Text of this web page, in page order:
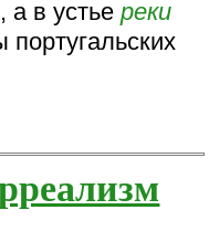
а в устьереки